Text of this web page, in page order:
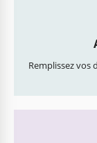
Remplissez vos